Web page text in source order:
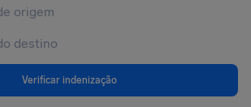
Verificar indenização